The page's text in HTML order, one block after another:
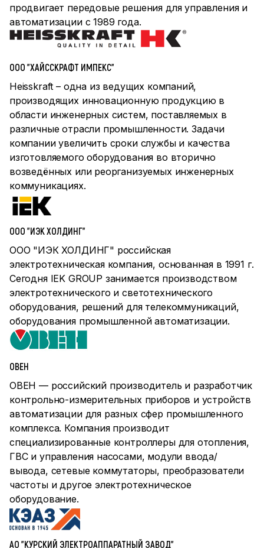
продвигает передовые решения для управления и
автоматизации с 1989 года.
ООО "ХАЙССКРАФТ ИМПЕКС"
Heisskraft – одна из ведущих компаний,
производящих инновационную продукцию в
области инженерных систем, поставляемых в
различные отрасли промышленности. Задачи
компании увеличить сроки службы и качества
изготовляемого оборудования во вторично
возведённых или реорганизуемых инженерных
коммуникациях.
ООО "ИЭК ХОЛДИНГ"
ООО "ИЭК ХОЛДИНГ" российская
электротехническая компания, основанная в 1991 г.
Сегодня IEK GROUP занимается производством
электротехнического и светотехнического
оборудования, решений для телекоммуникаций,
оборудования промышленной автоматизации.
ОВЕН
ОВЕН — российский производитель и разработчик
контрольно-измерительных приборов и устройств
автоматизации для разных сфер промышленного
комплекса. Компания производит
специализированные контроллеры для отопления,
ГВС и управления насосами, модули ввода/
вывода, сетевые коммутаторы, преобразователи
частоты и другое электротехническое
оборудование.
АО "КУРСКИЙ ЭЛЕКТРОАППАРАТНЫЙ ЗАВОД"